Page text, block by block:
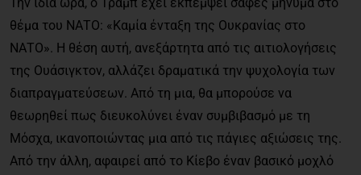
θέμα του ΝΑΤΟ: «Καμία ένταξη της Ουκρανίας στο
ΝΑΤΟ». Η θέση αυτή, ανεξάρτητα από τις αιτιολογήσεις
της Ουάσιγκτον, αλλάζει δραματικά την ψυχολογία των
διαπραγματεύσεων. Από τη μια, θα μπορούσε να
θεωρηθεί πως διευκολύνει έναν συμβιβασμό με τη
Μόσχα, ικανοποιώντας μια από τις πάγιες αξιώσεις της.
Από την άλλη, αφαιρεί από το Κίεβο έναν βασικό μοχλό